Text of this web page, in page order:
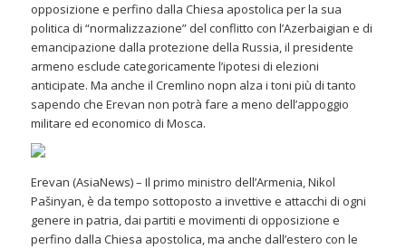
opposizione e perfino dalla Chiesa apostolica per la sua
politica di “normalizzazione” del conflitto con l’Azerbaigian e di
emancipazione dalla protezione della Russia, il presidente
armeno esclude categoricamente l’ipotesi di elezioni
anticipate. Ma anche il Cremlino nopn alza i toni più di tanto
sapendo che Erevan non potrà fare a meno dell’appoggio
militare ed economico di Mosca.
Erevan (AsiaNews) – Il primo ministro dell’Armenia, Nikol
Pašinyan, è da tempo sottoposto a invettive e attacchi di ogni
genere in patria, dai partiti e movimenti di opposizione e
perfino dalla Chiesa apostolica, ma anche dall’estero con le